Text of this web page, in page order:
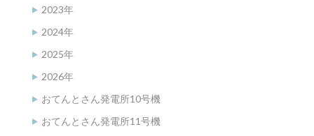
2023年
2024年
2025年
2026年
おてんとさん発電所10号機
おてんとさん発電所11号機